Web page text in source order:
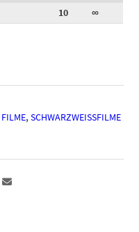
10 ∞
FILME,SCHWARZWEISSFILME